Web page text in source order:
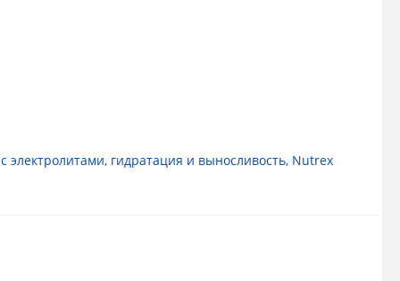
электролитами, гидратация и выносливость, Nutrex